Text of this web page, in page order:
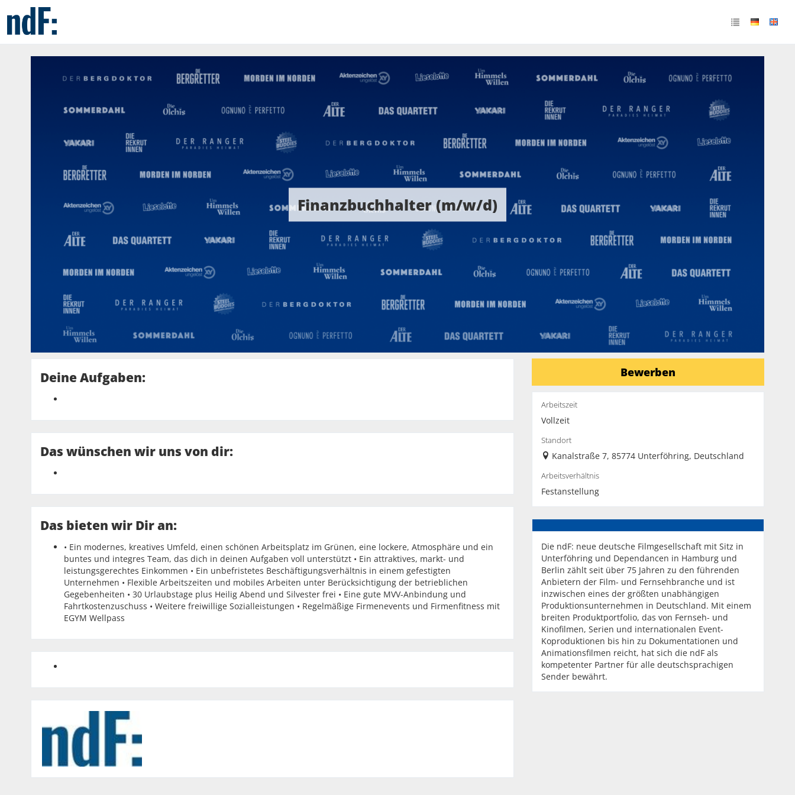
Finanzbuchhalter (m/w/d)
Deine Aufgaben:
Das wünschen wir uns von dir:
Das bieten wir Dir an:
• Ein modernes, kreatives Umfeld, einen schönen Arbeitsplatz im Grünen, eine lockere, Atmosphäre und ein
buntes und integres Team, das dich in deinen Aufgaben voll unterstützt • Ein attraktives, markt- und
leistungsgerechtes Einkommen • Ein unbefristetes Beschäftigungsverhältnis in einem gefestigten
Unternehmen • Flexible Arbeitszeiten und mobiles Arbeiten unter Berücksichtigung der betrieblichen
Gegebenheiten • 30 Urlaubstage plus Heilig Abend und Silvester frei • Eine gute MVV-Anbindung und
Fahrtkostenzuschuss • Weitere freiwillige Sozialleistungen • Regelmäßige Firmenevents und Firmenfitness mit
EGYM Wellpass
Bewerben
Arbeitszeit
Vollzeit
Standort
Kanalstraße 7, 85774 Unterföhring, Deutschland
Arbeitsverhältnis
Festanstellung
Die ndF: neue deutsche Filmgesellschaft mit Sitz in
Unterföhring und Dependancen in Hamburg und
Berlin zählt seit über 75 Jahren zu den führenden
Anbietern der Film- und Fernsehbranche und ist
inzwischen eines der größten unabhängigen
Produktionsunternehmen in Deutschland. Mit einem
breiten Produktportfolio, das von Fernseh- und
Kinofilmen, Serien und internationalen Event-
Koproduktionen bis hin zu Dokumentationen und
Animationsfilmen reicht, hat sich die ndF als
kompetenter Partner für alle deutschsprachigen
Sender bewährt.